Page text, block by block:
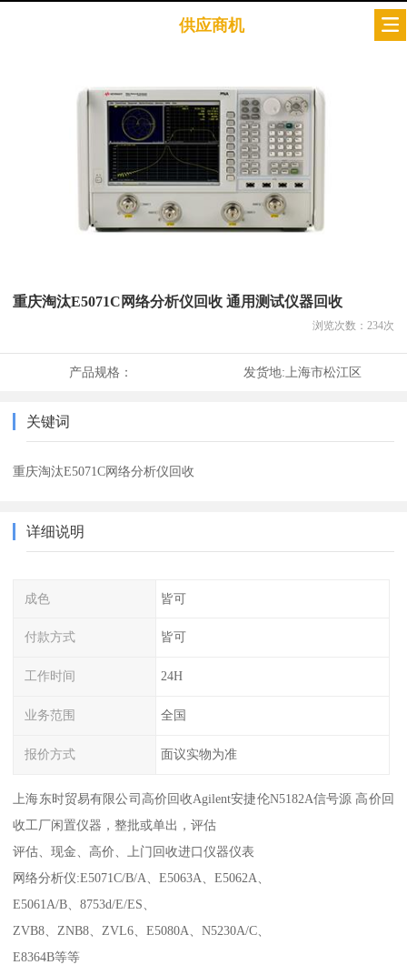
供应商机
重庆淘汰E5071C网络分析仪回收 通用测试仪器回收
浏览次数： 234次
产品规格： 发货地:上海市松江区
关键词
重庆淘汰E5071C网络分析仪回收
详细说明
成色 皆可
付款方式 皆可
工作时间 24H
业务范围 全国
报价方式 面议实物为准
上海东时贸易有限公司高价回收Agilent安捷伦N5182A信号源 高价回
收工厂闲置仪器，整批或单出，评估
评估、现金、高价、上门回收进口仪器仪表
网络分析仪:E5071C/B/A、E5063A、E5062A、
E5061A/B、8753d/E/ES、
ZVB8、ZNB8、ZVL6、E5080A、N5230A/C、
E8364B等等